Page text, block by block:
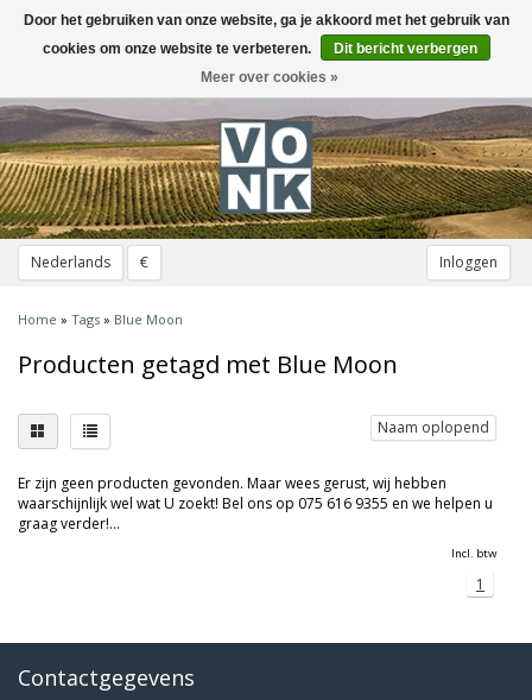
Nederlands € Inloggen
Toggle
navigation
Home » Tags » Blue Moon
Producten getagd met Blue Moon
Naam oplopend
Er zijn geen producten gevonden. Maar wees gerust, wij hebben
waarschijnlijk wel wat U zoekt! Bel ons op 075 616 9355 en we helpen u
graag verder!...
Incl. btw
1
Contactgegevens
Door het gebruiken van onze website, ga je akkoord met het gebruik van
cookies om onze website te verbeteren.
Dit bericht verbergen
Meer over cookies »